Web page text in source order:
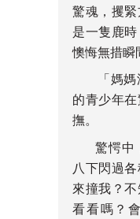
驚魂，攫
是一隻鹿時
懊悔無措瞬
「媽媽
的青少年
撫。
驚愕中
八下閃過
來撞我？
看看嗎？